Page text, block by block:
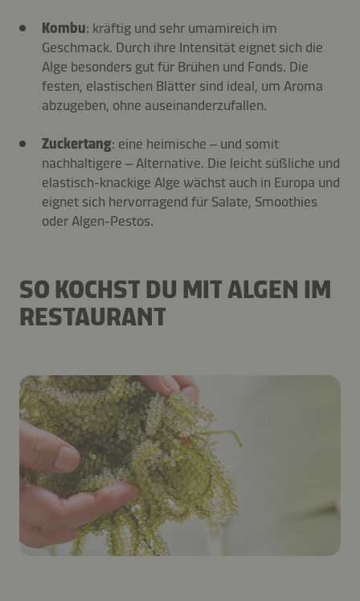
Kombu: kräftig und sehr umamireich im
Geschmack. Durch ihre Intensität eignet sich die
Alge besonders gut für Brühen und Fonds. Die
festen, elastischen Blätter sind ideal, um Aroma
abzugeben, ohne auseinanderzufallen.
Zuckertang: eine heimische – und somit
nachhaltigere – Alternative. Die leicht süßliche und
elastisch-knackige Alge wächst auch in Europa und
eignet sich hervorragend für Salate, Smoothies
oder Algen-Pestos.
SO KOCHST DU MIT ALGEN IM
RESTAURANT